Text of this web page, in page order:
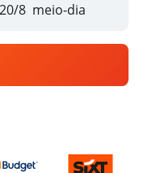
8 meio-dia